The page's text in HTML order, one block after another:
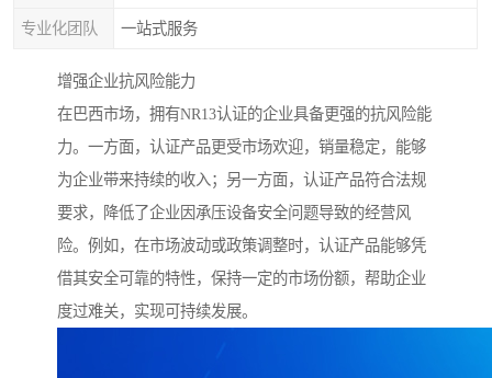
专业化团队 一站式服务
增强企业抗风险能力
在巴西市场，拥有NR13认证的企业具备更强的抗风险能
力。一方面，认证产品更受市场欢迎，销量稳定，能够
为企业带来持续的收入；另一方面，认证产品符合法规
要求，降低了企业因承压设备安全问题导致的经营风
险。例如，在市场波动或政策调整时，认证产品能够凭
借其安全可靠的特性，保持一定的市场份额，帮助企业
度过难关，实现可持续发展。